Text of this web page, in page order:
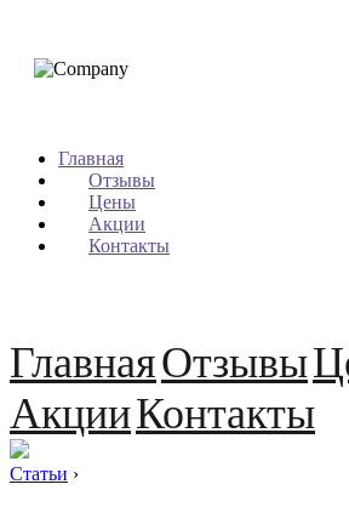
Главная
Отзывы
Цены
Акции
Контакты
ГлавнаяОтзывы
АкцииКонтакты
Статьи ›